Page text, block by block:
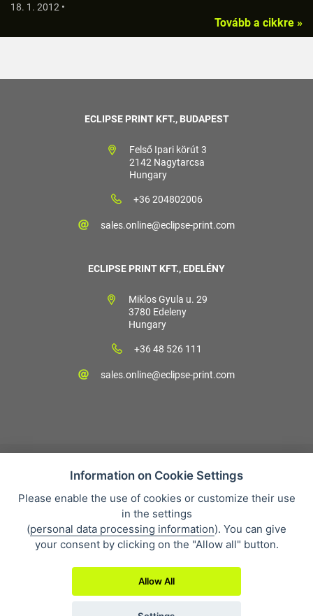
18. 1. 2012 •
Tovább a cikkre »
ECLIPSE PRINT KFT., BUDAPEST
Felső Ipari körút 3
2142 Nagytarcsa
Hungary
+36 204802006
sales.online@eclipse-print.com
ECLIPSE PRINT KFT., EDELÉNY
Miklos Gyula u. 29
3780 Edeleny
Hungary
+36 48 526 111
sales.online@eclipse-print.com
Vásárlási feltételek
Personal data protection
Cégünkről
Whistleblowing
Information on Cookie Settings
Please enable the use of cookies or customize their use
in the settings
(personal data processing information). You can give
your consent by clicking on the "Allow all" button.
Allow All